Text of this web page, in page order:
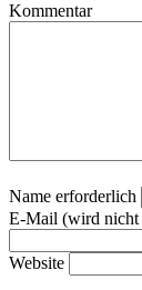
Kommentar
Name erforderlich
E-Mail (wird nicht
Website